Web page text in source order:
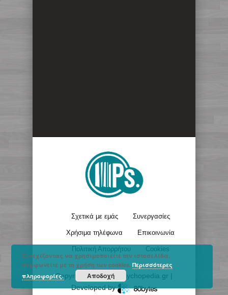
Σχετικά με εμάς Συνεργασίες
Χρήσιμα τηλέφωνα Επικοινωνία
Πολιτική Απορρήτου Cookies
Copyright © 2017 - Psychopedia.gr |
Developed by
Συνεχίζοντας να χρησιμοποιείτε την ιστοσελίδα,
συμφωνείτε με τη χρήση των cookies.Περισσότερες
πληροφορίες.
Αποδοχή